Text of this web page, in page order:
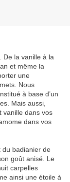
De la vanille à la
et même la
une
Nous
à base d’un
Mais aussi,
vanille dans vos
dans vos
du badianier de
goût anisé. Le
carpelles
ainsi une étoile à